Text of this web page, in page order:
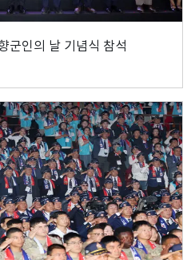
군인의 날 기념식 참석